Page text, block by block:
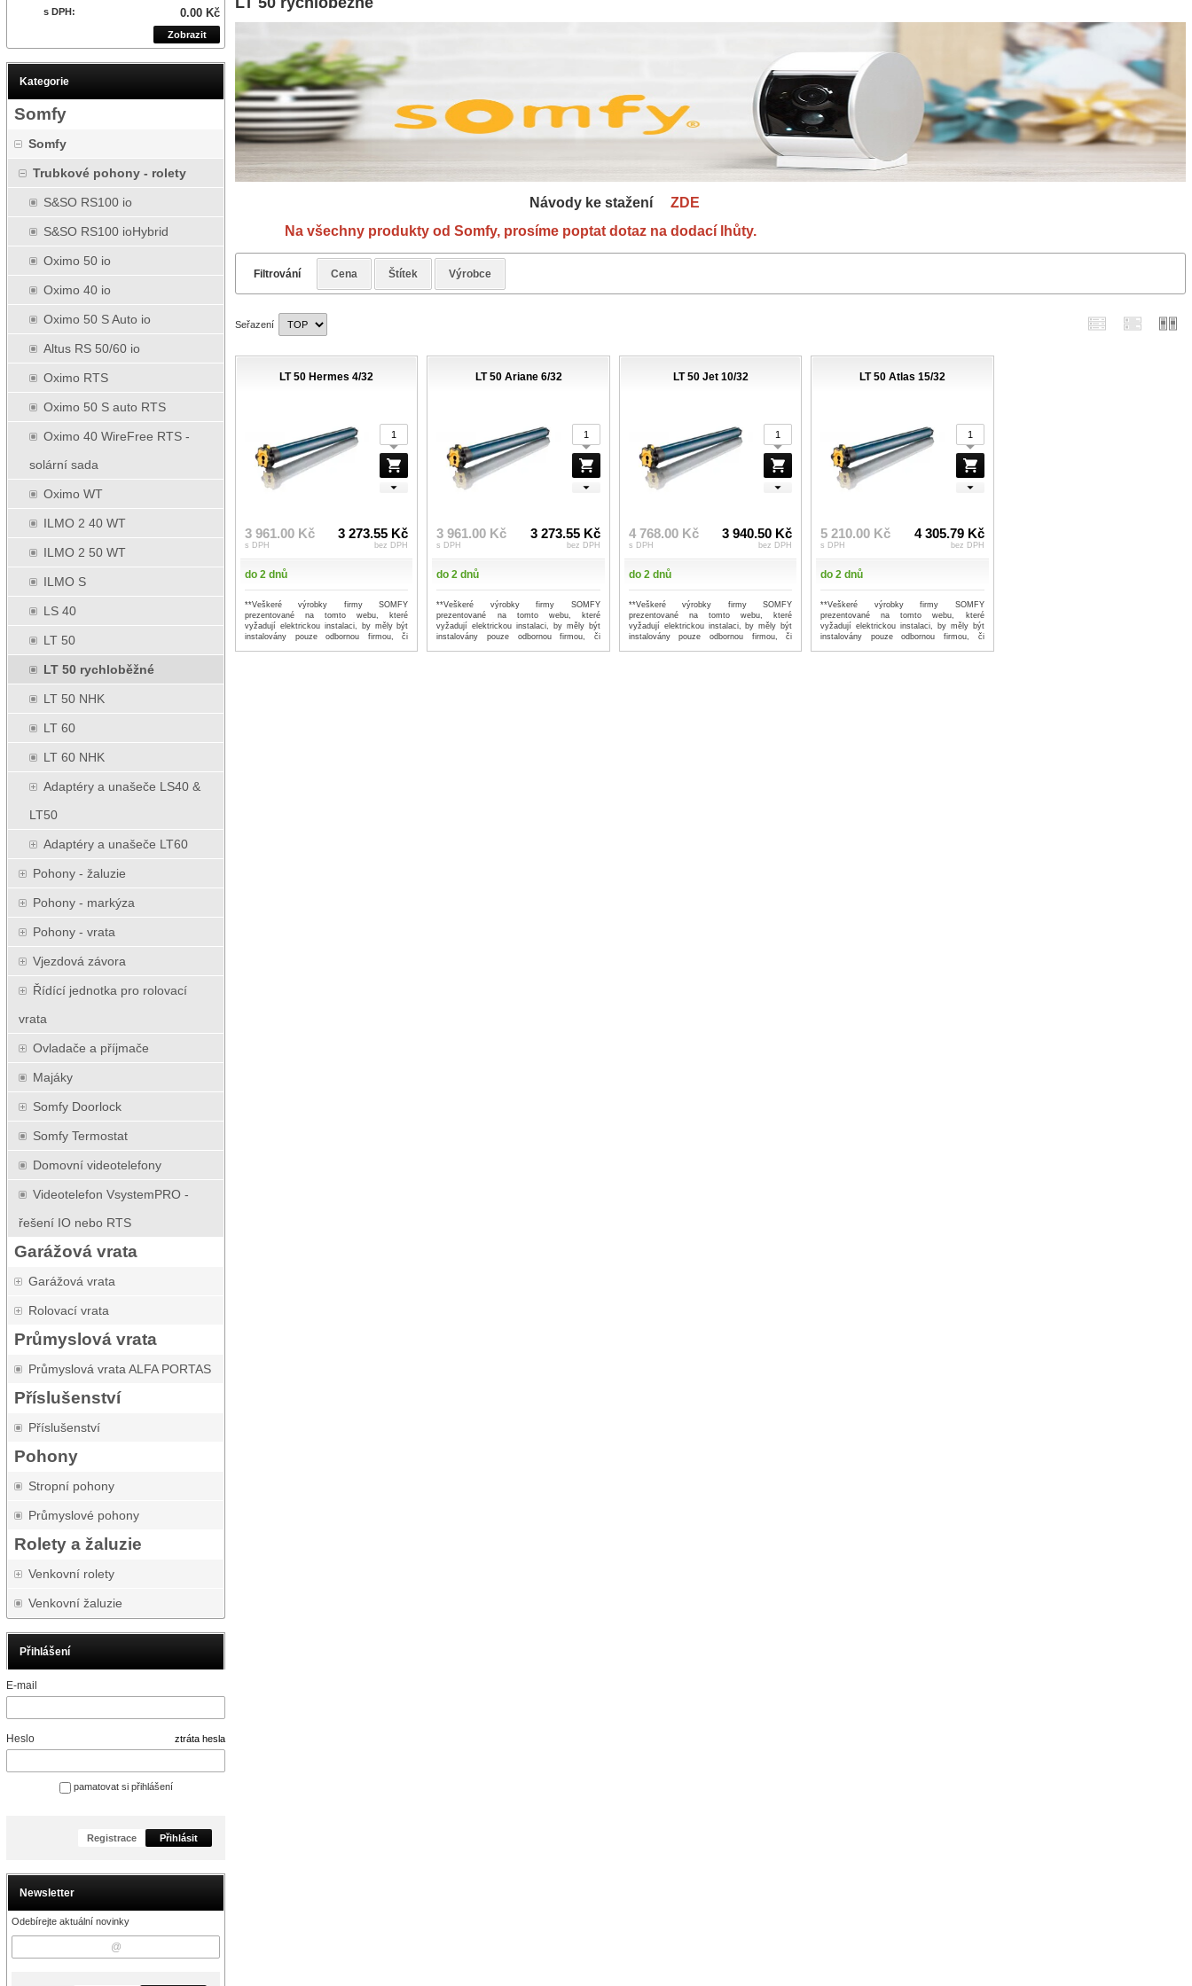
s DPH: 0.00 Kč
Zobrazit
Kategorie
Somfy
Somfy
Trubkové pohony - rolety
S&SO RS100 io
S&SO RS100 ioHybrid
Oximo 50 io
Oximo 40 io
Oximo 50 S Auto io
Altus RS 50/60 io
Oximo RTS
Oximo 50 S auto RTS
Oximo 40 WireFree RTS -
solární sada
Oximo WT
ILMO 2 40 WT
ILMO 2 50 WT
ILMO S
LS 40
LT 50
LT 50 rychloběžné
LT 50 NHK
LT 60
LT 60 NHK
Adaptéry a unašeče LS40 &
LT50
Adaptéry a unašeče LT60
Pohony - žaluzie
Pohony - markýza
Pohony - vrata
Vjezdová závora
Řídící jednotka pro rolovací
vrata
Ovladače a příjmače
Majáky
Somfy Doorlock
Somfy Termostat
Domovní videotelefony
Videotelefon VsystemPRO -
řešení IO nebo RTS
Garážová vrata
Garážová vrata
Rolovací vrata
Průmyslová vrata
Průmyslová vrata ALFA PORTAS
Příslušenství
Příslušenství
Pohony
Stropní pohony
Průmyslové pohony
Rolety a žaluzie
Venkovní rolety
Venkovní žaluzie
Přihlášení
E-mail
Heslo ztráta hesla
pamatovat si přihlášení
Registrace Přihlásit
Newsletter
Odebírejte aktuální novinky
Návody ke staženíZDE
Na všechny produkty od Somfy, prosíme poptat dotaz na dodací lhůty.
Filtrování Cena Štítek Výrobce
Seřazení
LT 50 Hermes 4/32
3 961.00 Kč
s DPH
3 273.55 Kč
bez DPH
do 2 dnů
**Veškeré výrobky firmy SOMFY
prezentované na tomto webu, které
vyžadují elektrickou instalaci, by měly být
instalovány pouze odbornou firmou, či
LT 50 Ariane 6/32
3 961.00 Kč
s DPH
3 273.55 Kč
bez DPH
do 2 dnů
**Veškeré výrobky firmy SOMFY
prezentované na tomto webu, které
vyžadují elektrickou instalaci, by měly být
instalovány pouze odbornou firmou, či
LT 50 Jet 10/32
4 768.00 Kč
s DPH
3 940.50 Kč
bez DPH
do 2 dnů
**Veškeré výrobky firmy SOMFY
prezentované na tomto webu, které
vyžadují elektrickou instalaci, by měly být
instalovány pouze odbornou firmou, či
LT 50 Atlas 15/32
5 210.00 Kč
s DPH
4 305.79 Kč
bez DPH
do 2 dnů
**Veškeré výrobky firmy SOMFY
prezentované na tomto webu, které
vyžadují elektrickou instalaci, by měly být
instalovány pouze odbornou firmou, či